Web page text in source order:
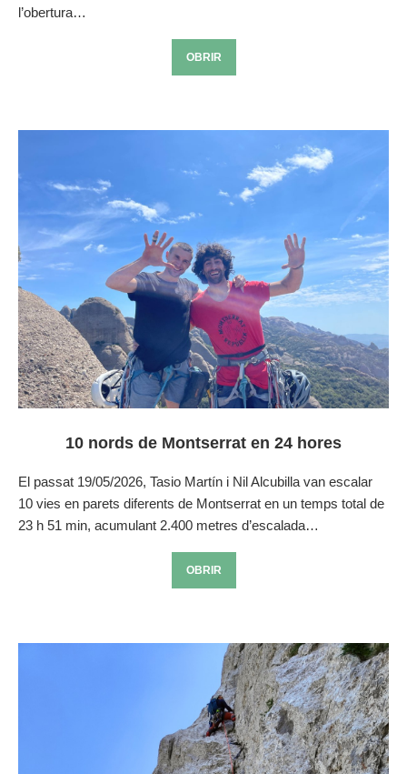
l’obertura…
OBRIR
10 nords de Montserrat en 24 hores
El passat 19/05/2026, Tasio Martín i Nil Alcubilla van escalar
10 vies en parets diferents de Montserrat en un temps total de
23 h 51 min, acumulant 2.400 metres d’escalada…
OBRIR